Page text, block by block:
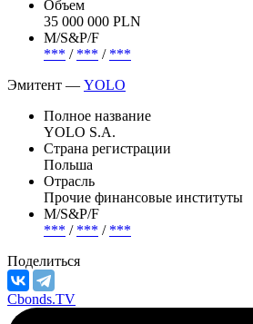
Объем
35 000 000 PLN
М/S&P/F
*** / *** / ***
Эмитент — YOLO
Полное название
YOLO S.A.
Страна регистрации
Польша
Отрасль
Прочие финансовые институты
М/S&P/F
*** / *** / ***
Поделиться
Cbonds.TV